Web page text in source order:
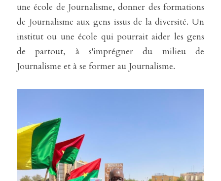
une école de Journalisme, donner des formations
de Journalisme aux gens issus de la diversité. Un
institut ou une école qui pourrait aider les gens
de partout, à s'imprégner du milieu de
Journalisme et à se former au Journalisme.